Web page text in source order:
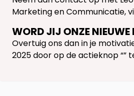
Marketing en Communicatie,
WORD JIJ ONZE
Overtuig ons dan in je
2025 door op de actieknop “”